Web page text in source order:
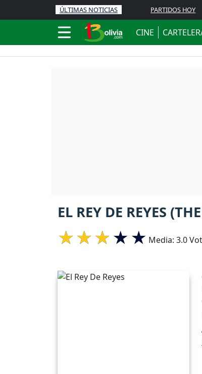
ÚLTIMAS NOTICIAS PARTIDOS HOY
CINE
EL REY DE REYES
Media: 3.0